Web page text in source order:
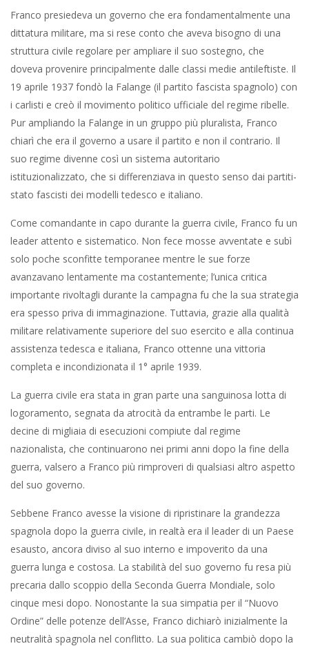
Franco presiedeva un governo che era fondamentalmente una
dittatura militare, ma si rese conto che aveva bisogno di una
struttura civile regolare per ampliare il suo sostegno, che
doveva provenire principalmente dalle classi medie antileftiste. Il
19 aprile 1937 fondò la Falange (il partito fascista spagnolo) con
i carlisti e creò il movimento politico ufficiale del regime ribelle.
Pur ampliando la Falange in un gruppo più pluralista, Franco
chiarì che era il governo a usare il partito e non il contrario. Il
suo regime divenne così un sistema autoritario
istituzionalizzato, che si differenziava in questo senso dai partiti-
stato fascisti dei modelli tedesco e italiano.
Come comandante in capo durante la guerra civile, Franco fu un
leader attento e sistematico. Non fece mosse avventate e subì
solo poche sconfitte temporanee mentre le sue forze
avanzavano lentamente ma costantemente; l’unica critica
importante rivoltagli durante la campagna fu che la sua strategia
era spesso priva di immaginazione. Tuttavia, grazie alla qualità
militare relativamente superiore del suo esercito e alla continua
assistenza tedesca e italiana, Franco ottenne una vittoria
completa e incondizionata il 1° aprile 1939.
La guerra civile era stata in gran parte una sanguinosa lotta di
logoramento, segnata da atrocità da entrambe le parti. Le
decine di migliaia di esecuzioni compiute dal regime
nazionalista, che continuarono nei primi anni dopo la fine della
guerra, valsero a Franco più rimproveri di qualsiasi altro aspetto
del suo governo.
Sebbene Franco avesse la visione di ripristinare la grandezza
spagnola dopo la guerra civile, in realtà era il leader di un Paese
esausto, ancora diviso al suo interno e impoverito da una
guerra lunga e costosa. La stabilità del suo governo fu resa più
precaria dallo scoppio della Seconda Guerra Mondiale, solo
cinque mesi dopo. Nonostante la sua simpatia per il “Nuovo
Ordine” delle potenze dell’Asse, Franco dichiarò inizialmente la
neutralità spagnola nel conflitto. La sua politica cambiò dopo la